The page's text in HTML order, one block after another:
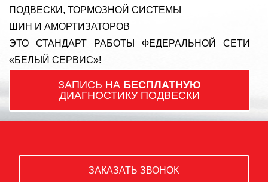
ПОДВЕСКИ, ТОРМОЗНОЙ СИСТЕМЫ
ШИН И АМОРТИЗАТОРОВ
ЭТО СТАНДАРТ РАБОТЫ ФЕДЕРАЛЬНОЙ СЕТИ
«БЕЛЫЙ СЕРВИС»!
ЗАПИСЬ НА БЕСПЛАТНУЮ
ДИАГНОСТИКУ ПОДВЕСКИ
ЗАКАЗАТЬ ЗВОНОК